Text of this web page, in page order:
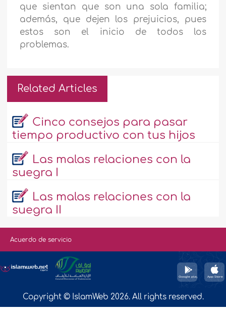
que sientan que son una sola familia;
además, que dejen los prejuicios, pues
estos son el inicio de todos los
problemas.
Related Articles
Cinco consejos para pasar
tiempo productivo con tus hijos
Las malas relaciones con la
suegra I
Las malas relaciones con la
suegra II
Acuerdo de servicio
Copyright © IslamWeb 2026. All rights reserved.